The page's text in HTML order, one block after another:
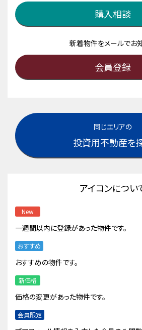
購入相談
新着物件をメールでお
会員登録
同じエリアの
投資用不動産を
アイコンについ
New
一週間以内に登録があった物件です。
おすすめ
おすすめの物件です。
新価格
価格の変更があった物件です。
会員限定